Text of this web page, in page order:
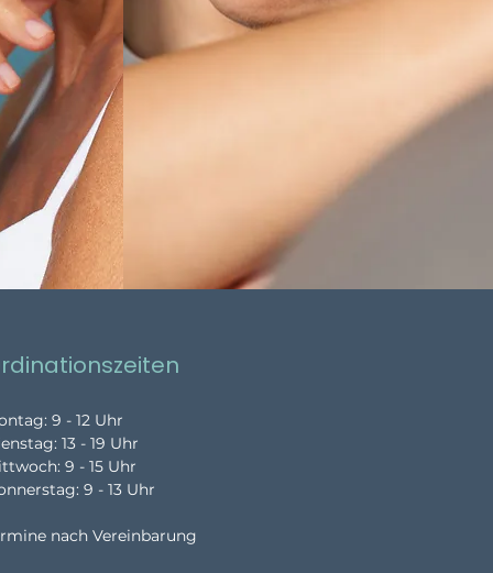
9 - 12 Uhr
13 - 19 Uhr
9 - 15 Uhr
9 - 13 Uhr
nach Vereinbarung